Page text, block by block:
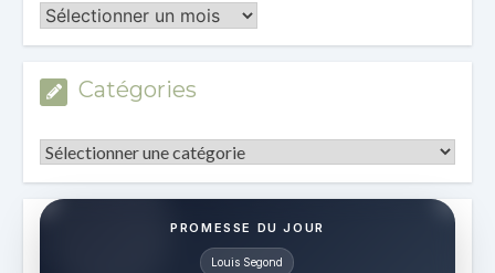
Les
Archives
Catégories
Catégories
PROMESSE DU JOUR
Louis Segond